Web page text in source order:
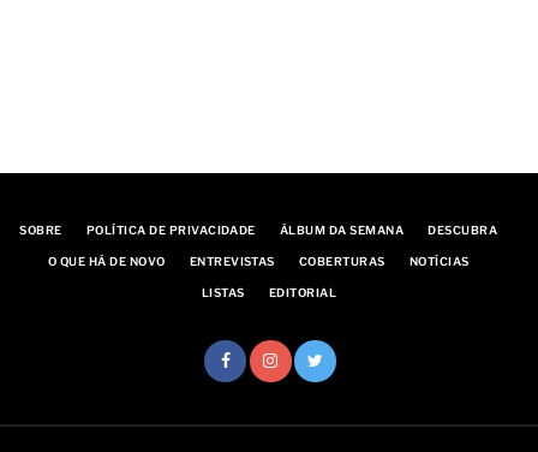
SOBRE POLÍTICA DE PRIVACIDADE ÁLBUM DA SEMANA DESCUBRA
O QUE HÁ DE NOVO ENTREVISTAS COBERTURAS NOTÍCIAS
LISTAS EDITORIAL